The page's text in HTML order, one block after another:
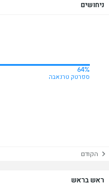
ניחושים
64%
ספרטק טרנאבה
הקודם
ראש בראש